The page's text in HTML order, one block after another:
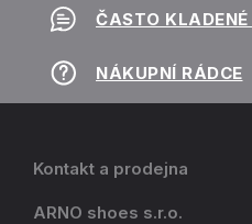
ČASTO
NÁKUPNÍ RÁDCE
Kontakt a prodejna
ARNO shoes s.r.o.